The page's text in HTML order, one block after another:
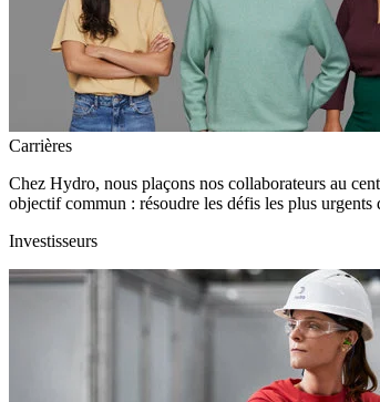
Carrières
Chez Hydro, nous plaçons nos collaborateurs au
objectif commun : résoudre les défis les plus urgents
Investisseurs